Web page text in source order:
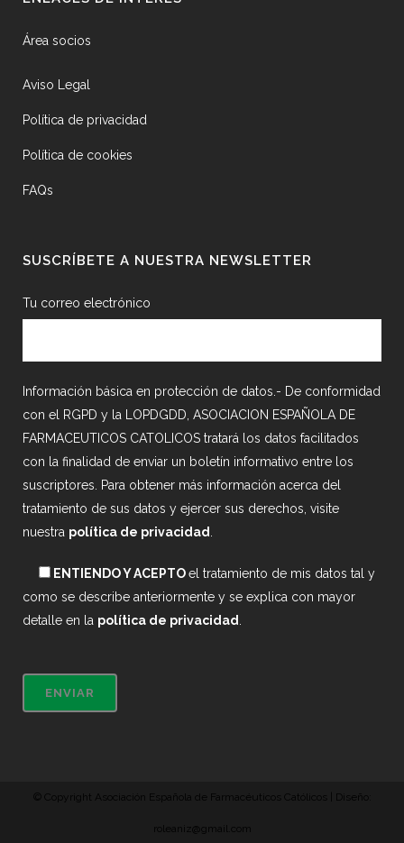
Área socios
Aviso Legal
Política de privacidad
Política de cookies
FAQs
SUSCRÍBETE A NUESTRA NEWSLETTER
Tu correo electrónico
Información básica en protección de datos.- De conformidad
con el RGPD y la LOPDGDD, ASOCIACION ESPAÑOLA DE
FARMACEUTICOS CATOLICOS tratará los datos facilitados
con la finalidad de enviar un boletín informativo entre los
suscriptores. Para obtener más información acerca del
tratamiento de sus datos y ejercer sus derechos, visite
nuestra política de privacidad
ENTIENDO Y ACEPTOel tratamiento de mis datos tal y
como se describe anteriormente y se explica con mayor
detalle en la política de privacidad
© Copyright Asociación Española de Farmacéuticos Católicos | Diseño:
roleaniz@gmail.com